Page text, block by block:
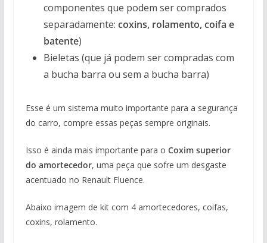
componentes que podem ser comprados
separadamente: coxins, rolamento, coifa e
batente)
Bieletas (que já podem ser compradas com
a bucha barra ou sem a bucha barra)
Esse é um sistema muito importante para a segurança
do carro, compre essas peças sempre originais.
Isso é ainda mais importante para o Coxim superior
do amortecedor, uma peça que sofre um desgaste
acentuado no Renault Fluence.
Abaixo imagem de kit com 4 amortecedores, coifas,
coxins, rolamento.